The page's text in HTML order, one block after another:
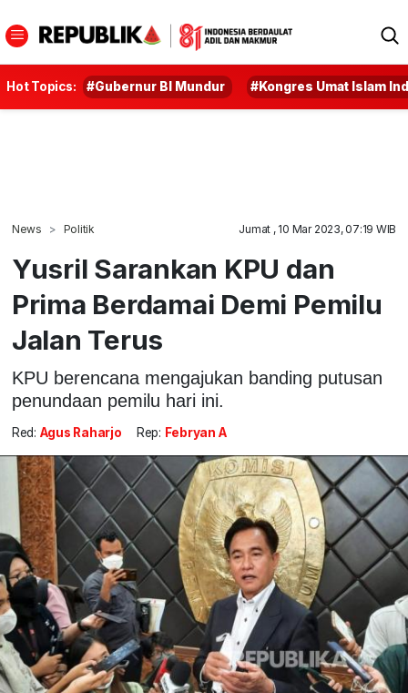
Hot Topics: #Gubernur BI Mundur #Kongres Umat Islam
News Politik Jumat , 10 Mar 2023, 07:19 WIB
Yusril Sarankan KPU dan
Prima Berdamai Demi Pemilu
Jalan Terus
KPU berencana mengajukan banding putusan
penundaan pemilu hari ini.
Red: Agus Raharjo Rep: Febryan A